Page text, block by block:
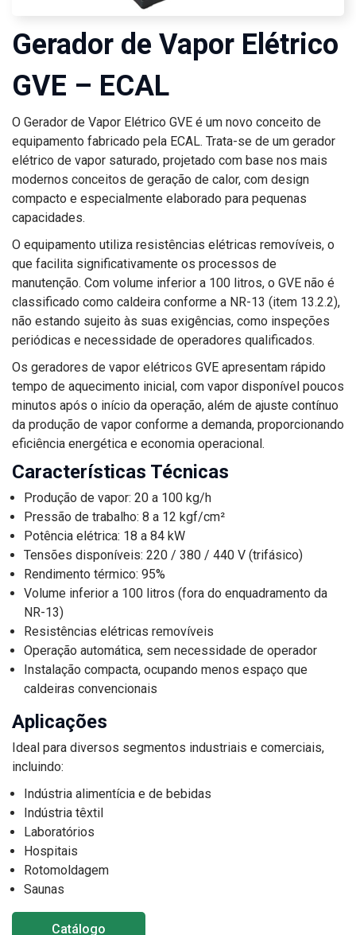
Gerador de Vapor Elétrico
GVE – ECAL
O Gerador de Vapor Elétrico GVE é um novo conceito de
equipamento fabricado pela ECAL. Trata-se de um gerador
elétrico de vapor saturado, projetado com base nos mais
modernos conceitos de geração de calor, com design
compacto e especialmente elaborado para pequenas
capacidades.
O equipamento utiliza resistências elétricas removíveis, o
que facilita significativamente os processos de
manutenção. Com volume inferior a 100 litros, o GVE não é
classificado como caldeira conforme a NR-13 (item 13.2.2),
não estando sujeito às suas exigências, como inspeções
periódicas e necessidade de operadores qualificados.
Os geradores de vapor elétricos GVE apresentam rápido
tempo de aquecimento inicial, com vapor disponível poucos
minutos após o início da operação, além de ajuste contínuo
da produção de vapor conforme a demanda, proporcionando
eficiência energética e economia operacional.
Características Técnicas
Produção de vapor: 20 a 100 kg/h
Pressão de trabalho: 8 a 12 kgf/cm²
Potência elétrica: 18 a 84 kW
Tensões disponíveis: 220 / 380 / 440 V (trifásico)
Rendimento térmico: 95%
Volume inferior a 100 litros (fora do enquadramento da
NR-13)
Resistências elétricas removíveis
Operação automática, sem necessidade de operador
Instalação compacta, ocupando menos espaço que
caldeiras convencionais
Aplicações
Ideal para diversos segmentos industriais e comerciais,
incluindo:
Indústria alimentícia e de bebidas
Indústria têxtil
Laboratórios
Hospitais
Rotomoldagem
Saunas
Catálogo